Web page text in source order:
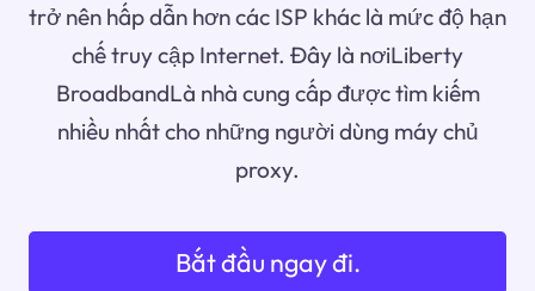
trở nên hấp dẫn hơn các ISP khác là mức độ hạn
chế truy cập Internet. Đây là nơiLiberty
BroadbandLà nhà cung cấp được tìm kiếm
nhiều nhất cho những người dùng máy chủ
proxy.
Bắt đầu ngay đi.